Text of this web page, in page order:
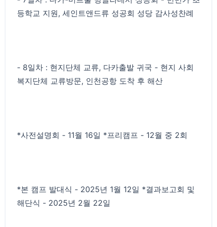
등학교 지원, 세인트앤드류 성공회 성당 감사성찬례
- 8일차 : 현지단체 교류, 다카출발 귀국 - 현지 사회
복지단체 교류방문, 인천공항 도착 후 해산
*사전설명회 - 11월 16일 *프리캠프 - 12월 중 2회
*본 캠프 발대식 - 2025년 1월 12일 *결과보고회 및
해단식 - 2025년 2월 22일